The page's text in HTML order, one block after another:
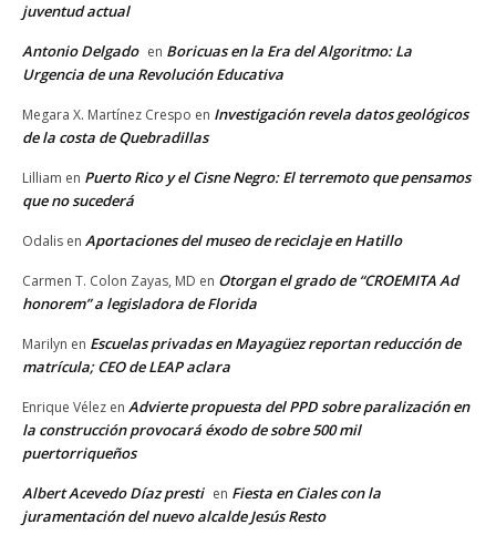
juventud actual
Antonio Delgado en Boricuas en la Era del Algoritmo: La
Urgencia de una Revolución Educativa
Megara X. Martínez Crespo en Investigación revela datos geológicos
de la costa de Quebradillas
Lilliam en Puerto Rico y el Cisne Negro: El terremoto que pensamos
que no sucederá
Odalis en Aportaciones del museo de reciclaje en Hatillo
Carmen T. Colon Zayas, MD en Otorgan el grado de “CROEMITA Ad
honorem” a legisladora de Florida
Marilyn en Escuelas privadas en Mayagüez reportan reducción de
matrícula; CEO de LEAP aclara
Enrique Vélez en Advierte propuesta del PPD sobre paralización en
la construcción provocará éxodo de sobre 500 mil
puertorriqueños
Albert Acevedo Díaz presti en Fiesta en Ciales con la
juramentación del nuevo alcalde Jesús Resto